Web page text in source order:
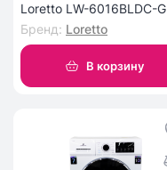
Loretto LW-6016BLDC-G
Бренд: Loretto
В корзину